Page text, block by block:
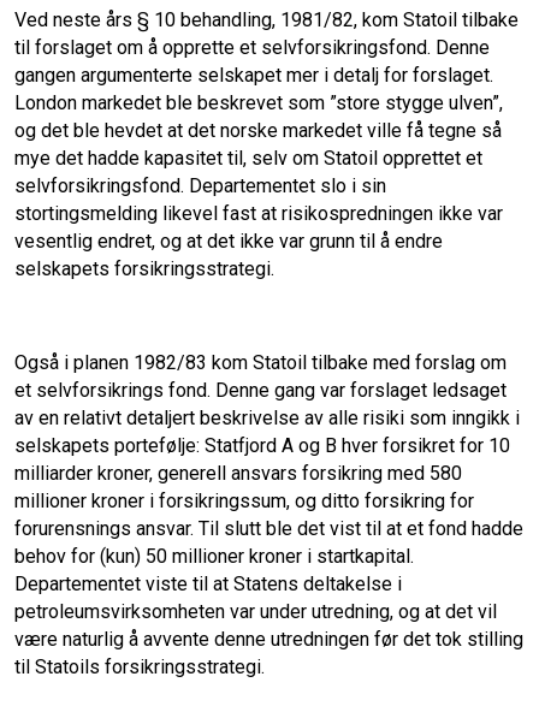
Ved neste års § 10 behandling, 1981/82, kom Statoil tilbake
til forslaget om å opprette et selvforsikringsfond. Denne
gangen argumenterte selskapet mer i detalj for forslaget.
London markedet ble beskrevet som ”store stygge ulven”,
og det ble hevdet at det norske markedet ville få tegne så
mye det hadde kapasitet til, selv om Statoil opprettet et
selvforsikringsfond. Departementet slo i sin
stortingsmelding likevel fast at risikospredningen ikke var
vesentlig endret, og at det ikke var grunn til å endre
selskapets forsikringsstrategi.
Også i planen 1982/83 kom Statoil tilbake med forslag om
et selvforsikrings fond. Denne gang var forslaget ledsaget
av en relativt detaljert beskrivelse av alle risiki som inngikk i
selskapets portefølje: Statfjord A og B hver forsikret for 10
milliarder kroner, generell ansvars forsikring med 580
millioner kroner i forsikringssum, og ditto forsikring for
forurensnings ansvar. Til slutt ble det vist til at et fond hadde
behov for (kun) 50 millioner kroner i startkapital.
Departementet viste til at Statens deltakelse i
petroleumsvirksomheten var under utredning, og at det vil
være naturlig å avvente denne utredningen før det tok stilling
til Statoils forsikringsstrategi.